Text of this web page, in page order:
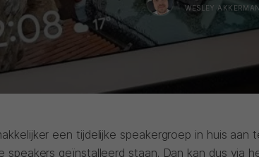
WESLEY AKKERMAN
een tijdelijke speakergroep in huis aan
speakers geïnstalleerd staan. Dan kan dus via